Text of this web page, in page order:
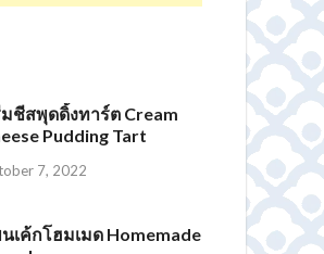
ชีสพุดดิ้งทาร์ต Cream
Pudding Tart
7, 2022
เค้กโฮมเมด Homemade